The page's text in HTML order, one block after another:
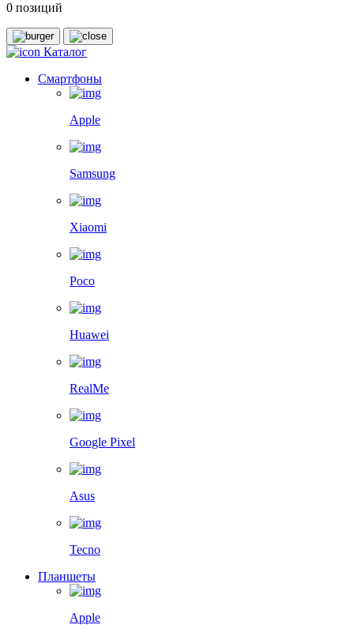
0 позиций
Каталог
Смартфоны
Apple
Samsung
Xiaomi
Poco
Huawei
RealMe
Google Pixel
Asus
Tecno
Планшеты
Apple